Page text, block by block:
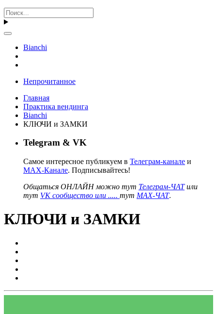
Bianchi
Непрочитанное
Главная
Практика вендинга
Bianchi
КЛЮЧИ и ЗАМКИ
Telegram & VK
Самое интересное публикуем в Телеграм-канале и
MAX-Канале. Подписывайтесь!
Общаться ОНЛАЙН можно тут Телеграм-ЧАТили
тут VK сообщество или ..... тут MAX-ЧАТ.
КЛЮЧИ и ЗАМКИ